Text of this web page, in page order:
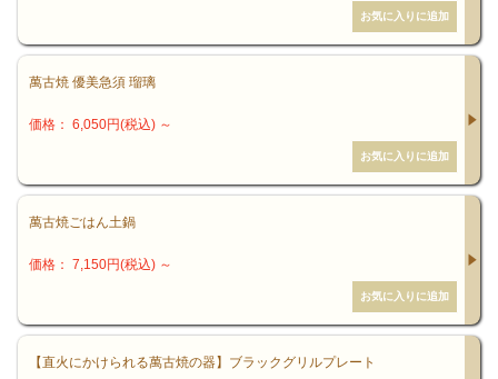
萬古焼 優美急須 瑠璃
価格： 6,050円(税込) ～
萬古焼ごはん土鍋
価格： 7,150円(税込) ～
【直火にかけられる萬古焼の器】ブラックグリルプレート